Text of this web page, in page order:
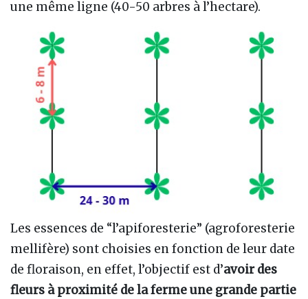
une même ligne (40-50 arbres à l’hectare).
Les essences de “l’apiforesterie” (agroforesterie
mellifère) sont choisies en fonction de leur date
de floraison, en effet, l’objectif est d’avoir des
fleurs à proximité de la ferme une grande partie